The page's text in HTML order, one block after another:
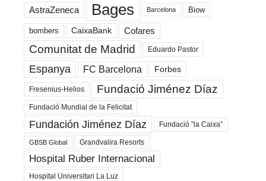
AstraZeneca Bages Barcelona Biow
bombers CaixaBank Cofares
Comunitat de Madrid Eduardo Pastor
Espanya FC Barcelona Forbes
Fresenius-Helios Fundació Jiménez Díaz
Fundació Mundial de la Felicitat
Fundación Jiménez Díaz Fundació ”la Caixa”
GBSB Global Grandvalira Resorts
Hospital Ruber Internacional
Hospital Universitari La Luz